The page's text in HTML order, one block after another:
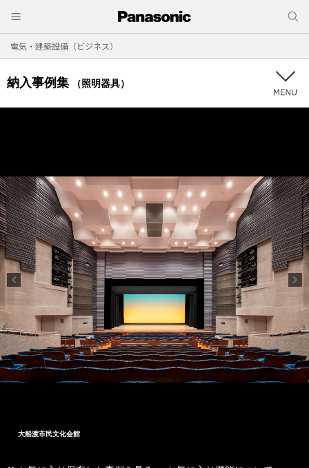
電気・建築設備（ビジネス）
納入事例集 （照明器具）
大船渡市民文化会館